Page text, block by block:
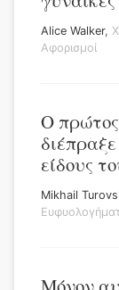
Alice Walker,
Αφορισμοί
Ο πρώτος
είδους
Mikhail